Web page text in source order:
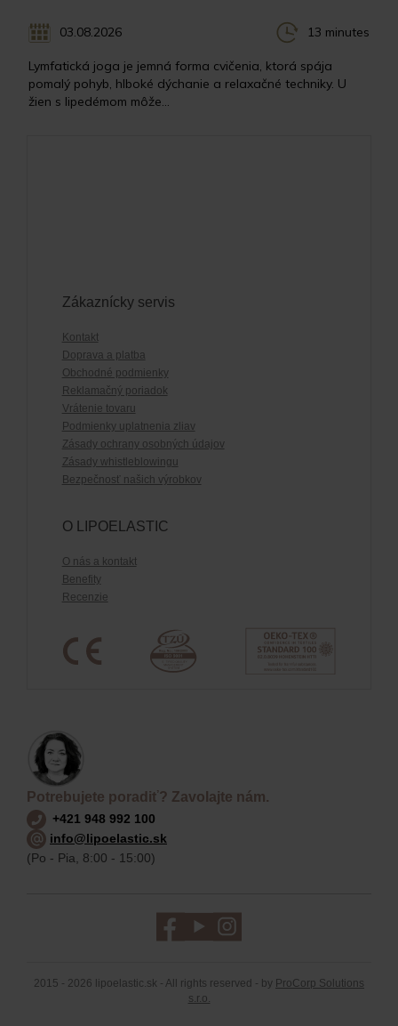
03.08.2026 13 minutes
Lymfatická joga je jemná forma cvičenia, ktorá spája
pomalý pohyb, hlboké dýchanie a relaxačné techniky. U
žien s lipedémom môže...
Zákaznícky servis
Kontakt
Doprava a platba
Obchodné podmienky
Reklamačný poriadok
Vrátenie tovaru
Podmienky uplatnenia zliav
Zásady ochrany osobných údajov
Zásady whistleblowingu
Bezpečnosť našich výrobkov
O LIPOELASTIC
O nás a kontakt
Benefity
Recenzie
Potrebujete poradiť? Zavolajte nám.
+421 948 992 100
info@lipoelastic.sk
(Po - Pia, 8:00 - 15:00)
2015 - 2026 lipoelastic.sk - All rights reserved - by ProCorp Solutions
s.r.o.